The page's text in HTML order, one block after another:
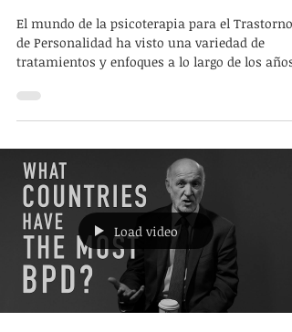
Tratamiento del Trastorno de
Personalidad
El mundo de la psicoterapia para el Trastorno
de Personalidad ha visto una variedad de
Load video